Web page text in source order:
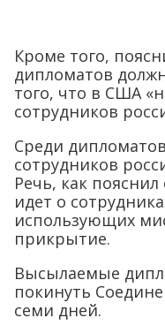
Кроме того,
дипломатов
того, что в США
сотрудников
Среди
сотрудников
Речь, как пояснил
идет о
использующих
прикрытие.
Высылаемые
покинуть
семи дней.